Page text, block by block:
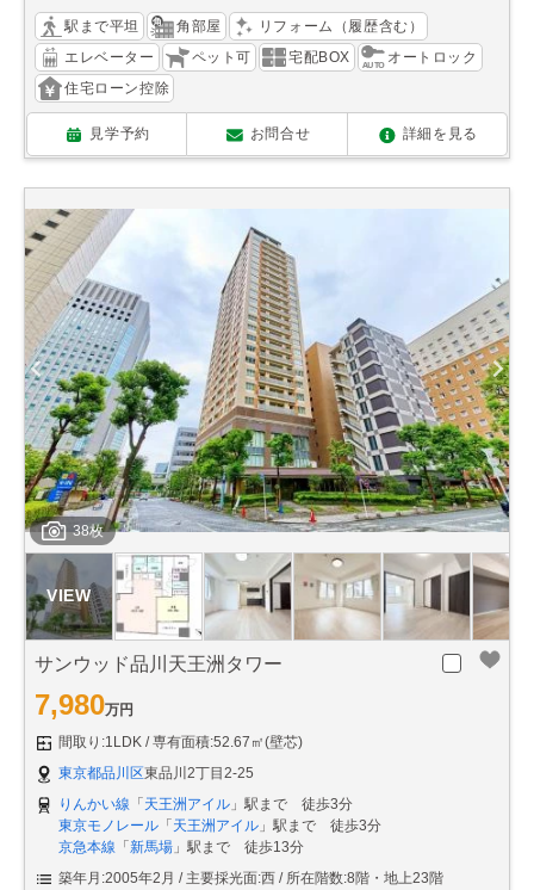
駅まで平坦 角部屋
リフォーム（履歴含む）
エレベーター
ペット可 宅配BOX
オートロック
住宅ローン控除
見学予約 お問合せ 詳細を見る
38枚
サンウッド品川天王洲タワー
7,980万円
間取り:1LDK
専有面積:52.67㎡(壁芯)
東京都品川区東品川2丁目2-25
りんかい線 「天王洲アイル 」駅まで 徒歩3分
東京モノレール 「天王洲アイル 」駅まで 徒歩3分
京急本線 「新馬場 」駅まで 徒歩13分
築年月:2005年2月
主要採光面:西 所在階数:8階・地上23階